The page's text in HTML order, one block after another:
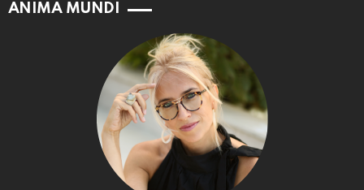
ANIMA MUNDI